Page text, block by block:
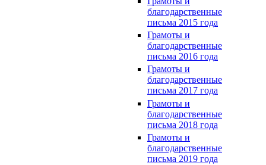
благодарственные
письма 2015 года
Грамоты и
благодарственные
письма 2016 года
Грамоты и
благодарственные
письма 2017 года
Грамоты и
благодарственные
письма 2018 года
Грамоты и
благодарственные
письма 2019 года